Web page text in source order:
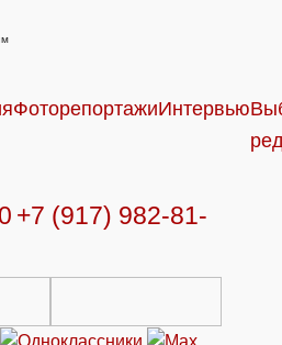
ФоторепортажиИнтервью
+7 (917) 982-81-